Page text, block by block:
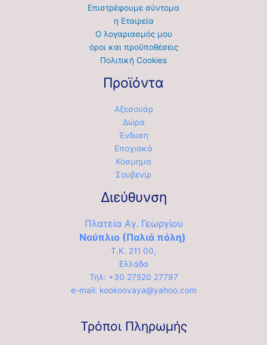
Επιστρέφουμε σύντομα
η Εταιρεία
Ο λογαριασμός μου
όροι και προϋποθέσεις
Πολιτική Cookies
Προϊόντα
Αξεσουάρ
Δώρα
Ένδυση
Εποχιακά
Κόσμημα
Σουβενίρ
Διεύθυνση
Πλατεία Αγ. Γεωργίου
Ναύπλιο (Παλιά πόλη)
Τ.Κ. 211 00,
Ελλάδα
Τηλ: +30 27520 27797
e-mail: kookoovaya@yahoo.com
Τρόποι Πληρωμής